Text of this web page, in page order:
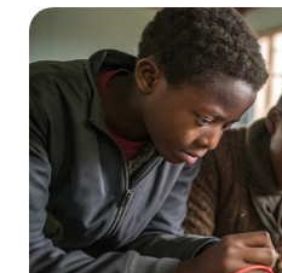
IMPULSANDO
DESARROLLO
DE
HABILIDADES
DIGITALES
EN
JÓVENES
DE
COMUNIDADES
ALEJADAS